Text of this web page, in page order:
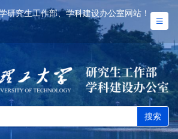
研究生工作部、学科建设办公室网站！
搜索